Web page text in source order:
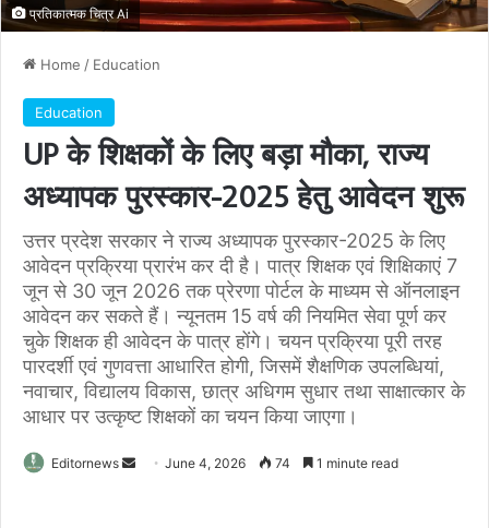
प्रतिकात्मक चित्र Ai
Home / Education
Education
UP के शिक्षकों के लिए बड़ा मौका, राज्य
अध्यापक पुरस्कार-2025 हेतु आवेदन शुरू
उत्तर प्रदेश सरकार ने राज्य अध्यापक पुरस्कार-2025 के लिए
आवेदन प्रक्रिया प्रारंभ कर दी है। पात्र शिक्षक एवं शिक्षिकाएं 7
जून से 30 जून 2026 तक प्रेरणा पोर्टल के माध्यम से ऑनलाइन
आवेदन कर सकते हैं। न्यूनतम 15 वर्ष की नियमित सेवा पूर्ण कर
चुके शिक्षक ही आवेदन के पात्र होंगे। चयन प्रक्रिया पूरी तरह
पारदर्शी एवं गुणवत्ता आधारित होगी, जिसमें शैक्षणिक उपलब्धियां,
नवाचार, विद्यालय विकास, छात्र अधिगम सुधार तथा साक्षात्कार के
आधार पर उत्कृष्ट शिक्षकों का चयन किया जाएगा।
Editornews
SendJune 4, 2026 74 1 minute read